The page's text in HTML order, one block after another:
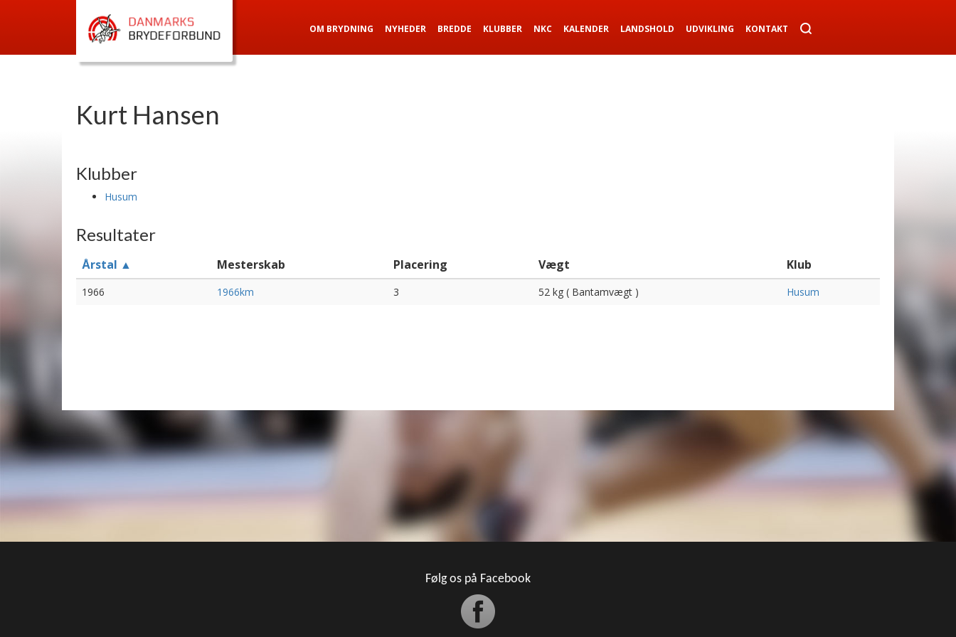
OM BRYDNING NYHEDER BREDDE KLUBBER NKC KALENDER LANDSHOLD UDVIKLING KONTAKT
Kurt Hansen
Klubber
Husum
Resultater
Årstal ▲ Mesterskab Placering Vægt Klub
1966 1966km 3 52 kg ( Bantamvægt ) Husum
Følg os på Facebook